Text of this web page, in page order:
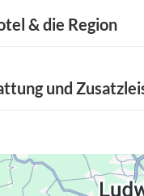
& die Region
und